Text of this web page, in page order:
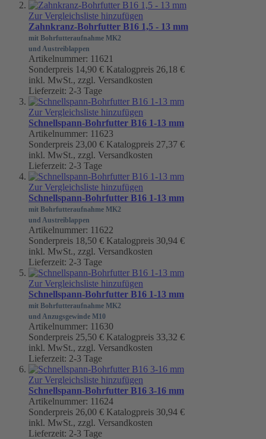
Zur Vergleichsliste hinzufügen
Zahnkranz-Bohrfutter B16 1,5 - 13 mm
mit Bohrfutteraufnahme MK2
und Austreiblappen
Artikelnummer: 11621
Sonderpreis 14,90 € Katalogpreis 26,18 €
inkl. MwSt., zzgl. Versandkosten
Lieferzeit: 2-3 Tage
Zur Vergleichsliste hinzufügen
Schnellspann-Bohrfutter B16 1-13 mm
Artikelnummer: 11623
Sonderpreis 23,00 € Katalogpreis 27,37 €
inkl. MwSt., zzgl. Versandkosten
Lieferzeit: 2-3 Tage
Zur Vergleichsliste hinzufügen
Schnellspann-Bohrfutter B16 1-13 mm
mit Bohrfutteraufnahme MK2
und Austreiblappen
Artikelnummer: 11622
Sonderpreis 18,50 € Katalogpreis 30,94 €
inkl. MwSt., zzgl. Versandkosten
Lieferzeit: 2-3 Tage
Zur Vergleichsliste hinzufügen
Schnellspann-Bohrfutter B16 1-13 mm
mit Bohrfutteraufnahme MK2
und Anzugsgewinde M10
Artikelnummer: 11630
Sonderpreis 25,50 € Katalogpreis 33,32 €
inkl. MwSt., zzgl. Versandkosten
Lieferzeit: 2-3 Tage
Zur Vergleichsliste hinzufügen
Schnellspann-Bohrfutter B16 3-16 mm
Artikelnummer: 11624
Sonderpreis 26,00 € Katalogpreis 30,94 €
inkl. MwSt., zzgl. Versandkosten
Lieferzeit: 2-3 Tage